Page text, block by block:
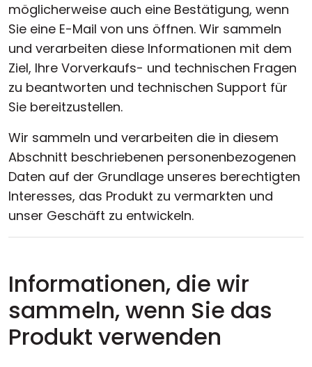
möglicherweise auch eine Bestätigung, wenn
Sie eine E-Mail von uns öffnen. Wir sammeln
und verarbeiten diese Informationen mit dem
Ziel, Ihre Vorverkaufs- und technischen Fragen
zu beantworten und technischen Support für
Sie bereitzustellen.
Wir sammeln und verarbeiten die in diesem
Abschnitt beschriebenen personenbezogenen
Daten auf der Grundlage unseres berechtigten
Interesses, das Produkt zu vermarkten und
unser Geschäft zu entwickeln.
Informationen, die wir
sammeln, wenn Sie das
Produkt verwenden